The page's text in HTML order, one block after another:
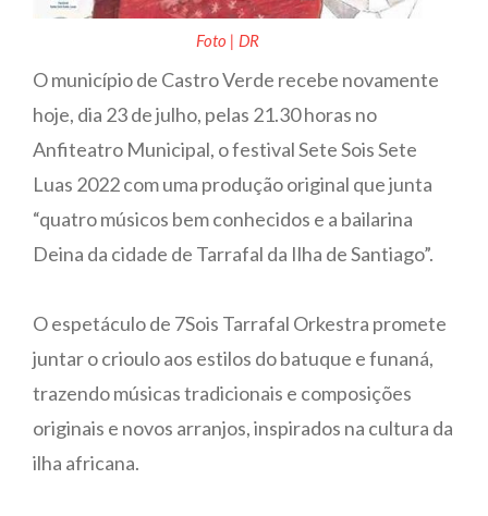
Foto | DR
O município de Castro Verde recebe novamente
hoje, dia 23 de julho, pelas 21.30 horas no
Anfiteatro Municipal, o festival Sete Sois Sete
Luas 2022 com uma produção original que junta
“quatro músicos bem conhecidos e a bailarina
Deina da cidade de Tarrafal da Ilha de Santiago”.
O espetáculo de 7Sois Tarrafal Orkestra promete
juntar o crioulo aos estilos do batuque e funaná,
trazendo músicas tradicionais e composições
originais e novos arranjos, inspirados na cultura da
ilha africana.